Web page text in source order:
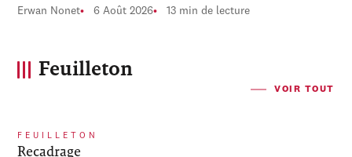
Erwan Nonet 6 Août 2026 13 min de lecture
Feuilleton
VOIR TOUT
FEUILLETON
Recadrage